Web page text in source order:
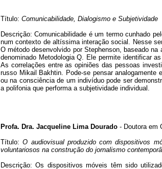
Título: Comunicabilidade, Dialogismo e Subjetividade
Descrição: Comunicabilidade é um termo cunhado
num contexto de altíssima interação social. Nesse
O método desenvolvido por Stephenson, baseado
denominado Metodologia Q. Ele permite identificar
As correlações entre as opiniões das pessoas
russo Mikail Bakhtin. Pode-se pensar
ou na consciência de um indivíduo pode ser
a polifonia que performa a subjetividade individual.
Profa. Dra. Jacqueline Lima Dourado - Doutora em
Título:O audiovisual produzido com dispositivos
voluntariosos na construção do jornalismo
Descrição: Os dispositivos móveis têm sido